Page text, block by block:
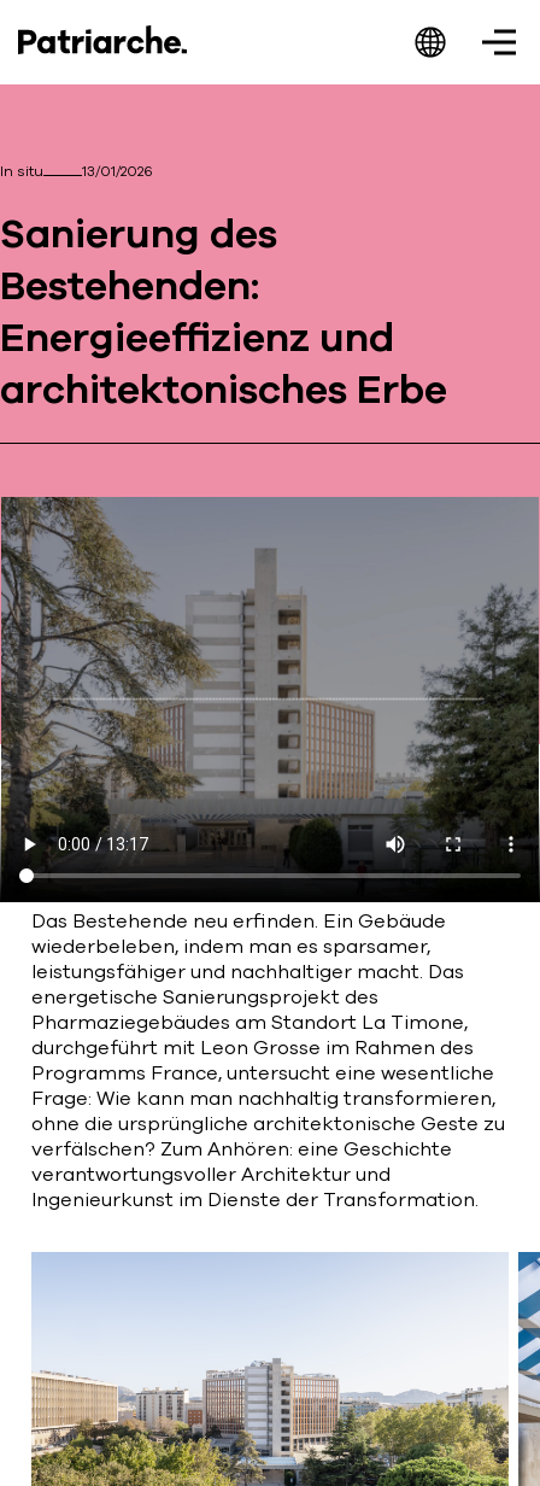
In situ 13/01/2026
Sanierung des
Bestehenden:
Energieeffizienz und
architektonisches Erbe
Das Bestehende neu erfinden. Ein Gebäude
wiederbeleben, indem man es sparsamer,
leistungsfähiger und nachhaltiger macht. Das
energetische Sanierungsprojekt des
Pharmaziegebäudes am Standort La Timone,
durchgeführt mit Leon Grosse im Rahmen des
Programms France, untersucht eine wesentliche
Frage: Wie kann man nachhaltig transformieren,
ohne die ursprüngliche architektonische Geste zu
verfälschen? Zum Anhören: eine Geschichte
verantwortungsvoller Architektur und
Ingenieurkunst im Dienste der Transformation.
Patriarche.
Augmented
Architecture
Architecte, ingénieur et designer
Bart | Patriarche
Maître d'ouvrage
Autumn | Patriarche
Contractant général
Myah | Patriarche
Contractant général d’aménagement
intérieur
February | Patriarche
Concepteur de solutions digitales
appliquées au bâtiment
Walter | Patriarche
Exploitant, fournisseur de services et
animateur d’espaces